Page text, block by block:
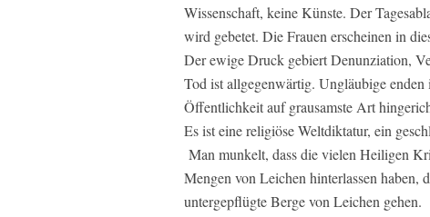
Wissenschaft, keine Künste. Der
wird gebetet. Die Frauen erscheinen in
Der ewige Druck gebiert Denunziation,
Tod ist allgegenwärtig. Ungläubige
Öffentlichkeit auf grausamste Art
Es ist eine religiöse Weltdiktatur, ein
Man munkelt, dass die vielen Heiligen
Mengen von Leichen hinterlassen haben,
untergepflügte Berge von Leichen gehen.